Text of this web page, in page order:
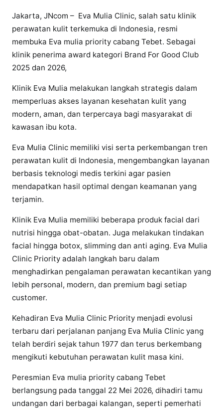
Jakarta, JNcom – Eva Mulia Clinic, salah satu klinik
perawatan kulit terkemuka di Indonesia, resmi
membuka Eva mulia priority cabang Tebet. Sebagai
klinik penerima award kategori Brand For Good Club
2025 dan 2026,
Klinik Eva Mulia melakukan langkah strategis dalam
memperluas akses layanan kesehatan kulit yang
modern, aman, dan terpercaya bagi masyarakat di
kawasan ibu kota.
Eva Mulia Clinic memiliki visi serta perkembangan tren
perawatan kulit di Indonesia, mengembangkan layanan
berbasis teknologi medis terkini agar pasien
mendapatkan hasil optimal dengan keamanan yang
terjamin.
Klinik Eva Mulia memiliki beberapa produk facial dari
nutrisi hingga obat-obatan. Juga melakukan tindakan
facial hingga botox, slimming dan anti aging. Eva Mulia
Clinic Priority adalah langkah baru dalam
menghadirkan pengalaman perawatan kecantikan yang
lebih personal, modern, dan premium bagi setiap
customer.
Kehadiran Eva Mulia Clinic Priority menjadi evolusi
terbaru dari perjalanan panjang Eva Mulia Clinic yang
telah berdiri sejak tahun 1977 dan terus berkembang
mengikuti kebutuhan perawatan kulit masa kini.
Peresmian Eva mulia priority cabang Tebet
berlangsung pada tanggal 22 Mei 2026, dihadiri tamu
undangan dari berbagai kalangan, seperti pemerhati